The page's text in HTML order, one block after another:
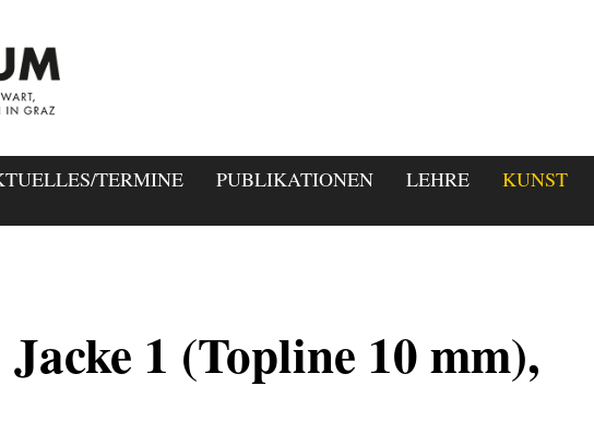
TERMINE PUBLIKATIONEN LEHRE KUNST
1 (Topline 10 mm),